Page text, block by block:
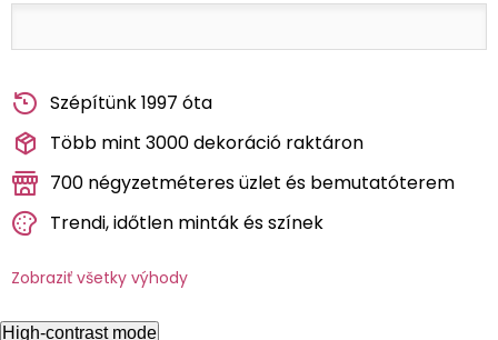
Szépítünk 1997 óta
Több mint 3000 dekoráció raktáron
700 négyzetméteres üzlet és bemutatóterem
Trendi, időtlen minták és színek
Zobraziť všetky výhody
High-contrast mode